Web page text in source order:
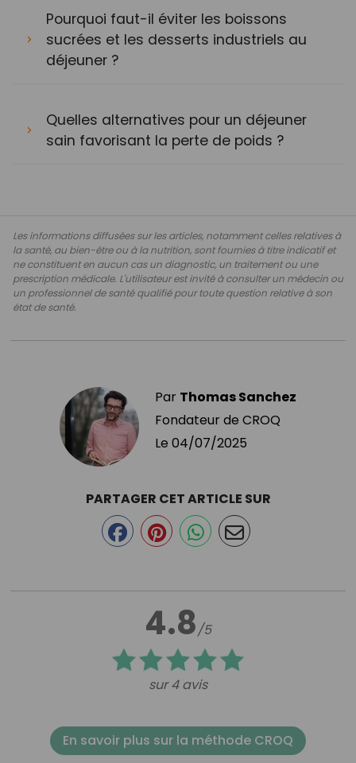
Pourquoi faut-il éviter les boissons
sucrées et les desserts industriels au
déjeuner ?
Quelles alternatives pour un déjeuner
sain favorisant la perte de poids ?
Les informations diffusées sur les articles, notamment celles relatives à
la santé, au bien-être ou à la nutrition, sont fournies à titre indicatif et
ne constituent en aucun cas un diagnostic, un traitement ou une
prescription médicale. L'utilisateur est invité à consulter un médecin ou
un professionnel de santé qualifié pour toute question relative à son
état de santé.
Par Thomas Sanchez
Fondateur de CROQ
Le 04/07/2025
4.8/5
sur 4 avis
PARTAGER CET ARTICLE SUR
En savoir plus sur la méthode CROQ